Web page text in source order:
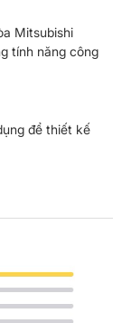
Mitsubishi
tính năng công
để thiết kế
cơ phản lực
Fluid
tiêu thụ điện